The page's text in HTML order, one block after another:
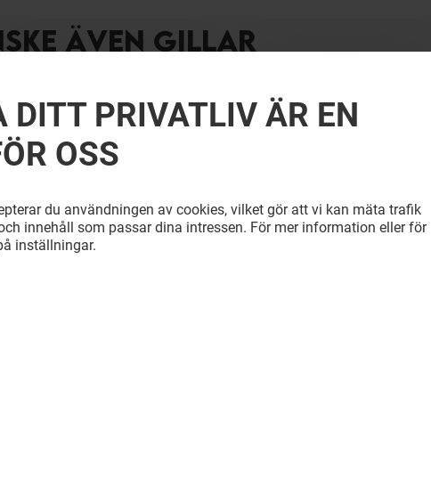
ÄVEN GILLAR
DITT PRIVATLIV ÄR EN
OSS
du användningen av cookies, vilket gör att vi kan mäta trafik
innehåll som passar dina intressen. För mer information eller för
inställningar.